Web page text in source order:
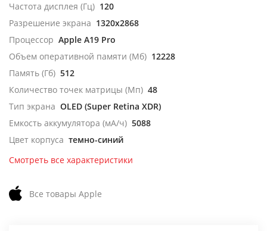
Частота дисплея (Гц) 120
Разрешение экрана 1320x2868
Процессор Apple A19 Pro
Объем оперативной памяти (Мб) 12228
Память (Гб) 512
Количество точек матрицы (Мп) 48
Тип экрана OLED (Super Retina XDR)
Емкость аккумулятора (мА/ч) 5088
Цвет корпуса темно-синий
Смотреть все характеристики
Все товары Apple